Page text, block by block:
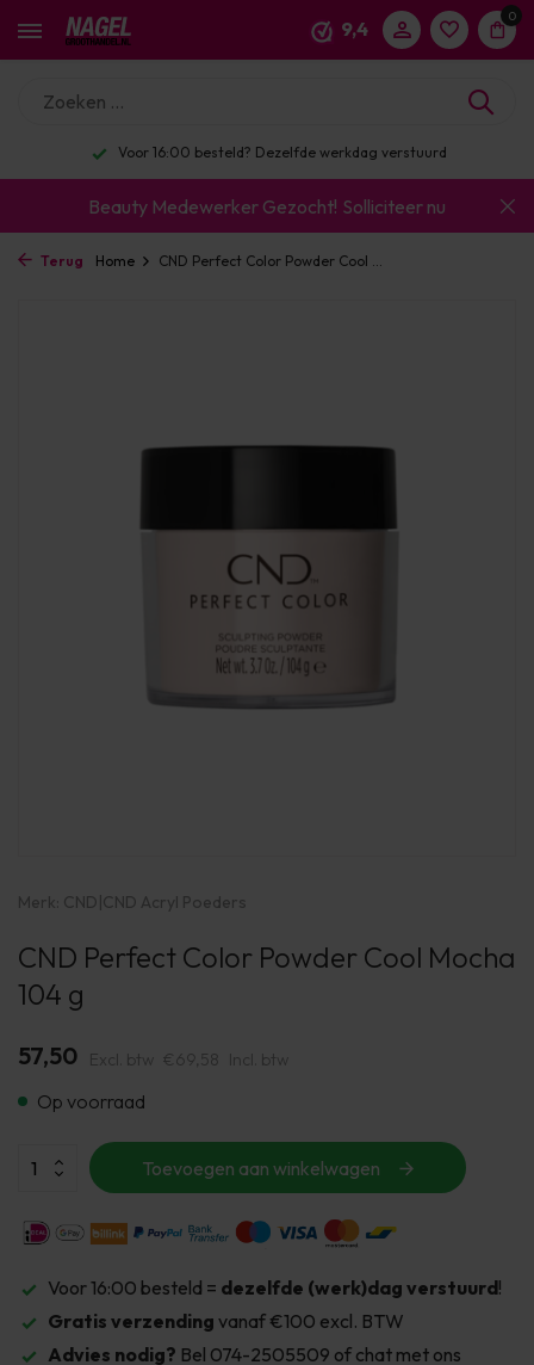
9,4
0
Voor 16:00 besteld? Dezelfde werkdag verstuurd
Beauty Medewerker Gezocht! Solliciteer nu
Terug Home CND Perfect Color Powder Cool ...
Merk: CND|CND Acryl Poeders
CND Perfect Color Powder Cool Mocha
104 g
57,50 Excl. btw €69,58 Incl. btw
Op voorraad
Toevoegen aan winkelwagen
Voor 16:00 besteld = dezelfde (werk)dag verstuurd!
Gratis verzending vanaf €100 excl. BTW
Advies nodig? Bel 074-2505509 of chat met ons